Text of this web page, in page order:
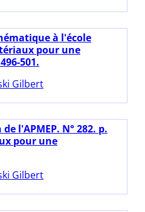
à l'école
pour une
501.
Gilbert
l'APMEP. N° 282. p.
pour une
Gilbert